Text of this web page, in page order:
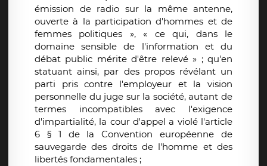
émission de radio sur la même antenne,
ouverte à la participation d'hommes et de
femmes politiques », « ce qui, dans le
domaine sensible de l'information et du
débat public mérite d'être relevé » ; qu'en
statuant ainsi, par des propos révélant un
parti pris contre l'employeur et la vision
personnelle du juge sur la société, autant de
termes incompatibles avec l'exigence
d'impartialité, la cour d'appel a violé l'article
6 § 1 de la Convention européenne de
sauvegarde des droits de l'homme et des
libertés fondamentales ;